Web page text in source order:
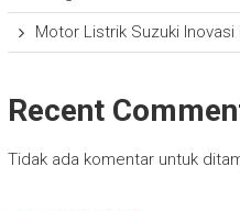
Motor Listrik Suzuki
Recent
Tidak ada komentar untuk